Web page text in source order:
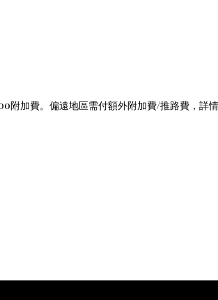
附加費。偏遠地區需付額外附加費/推路費，詳